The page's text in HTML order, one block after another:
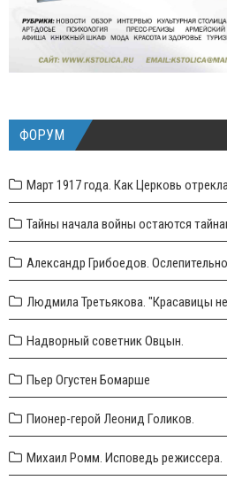
ФОРУМ
Март 1917 года. Как Церковь
Тайны начала войны остаются
Александр Грибоедов.
Людмила Третьякова. "Красавицы
Надворный советник Овцын.
Пьер Огустен Бомарше
Пионер-герой Леонид Голиков.
Михаил Ромм. Исповедь режиссера.